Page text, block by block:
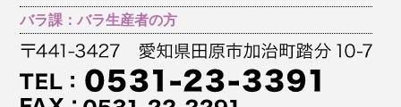
バラ課：バラ生産者の方